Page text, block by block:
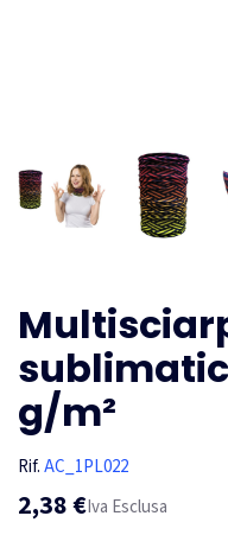
g/m²
Rif.AC_1PL022
2,38 €Iva Esclusa